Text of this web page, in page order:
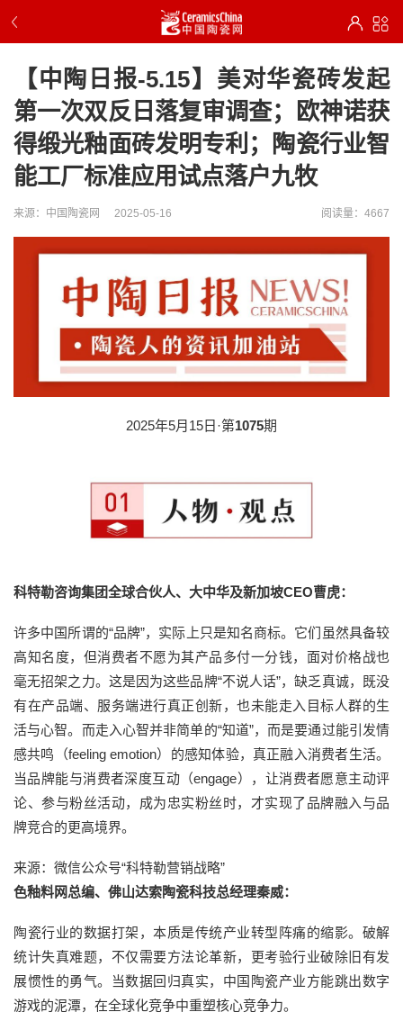
【中陶日报-5.15】美对华瓷砖发起
第一次双反日落复审调查；欧神诺获
得缎光釉面砖发明专利；陶瓷行业智
能工厂标准应用试点落户九牧
来源：中国陶瓷网 2025-05-16 阅读量：4667
2025年5月15日·第1075期
科特勒咨询集团全球合伙人、大中华及新加坡CEO曹虎：
许多中国所谓的“品牌”，实际上只是知名商标。它们虽然具备较
高知名度，但消费者不愿为其产品多付一分钱，面对价格战也
毫无招架之力。这是因为这些品牌“不说人话”，缺乏真诚，既没
有在产品端、服务端进行真正创新，也未能走入目标人群的生
活与心智。而走入心智并非简单的“知道”，而是要通过能引发情
感共鸣（feeling emotion）的感知体验，真正融入消费者生活。
当品牌能与消费者深度互动（engage），让消费者愿意主动评
论、参与粉丝活动，成为忠实粉丝时，才实现了品牌融入与品
牌竞合的更高境界。
来源：微信公众号“科特勒营销战略”
色釉料网总编、佛山达索陶瓷科技总经理秦威：
陶瓷行业的数据打架，本质是传统产业转型阵痛的缩影。破解
统计失真难题，不仅需要方法论革新，更考验行业破除旧有发
展惯性的勇气。当数据回归真实，中国陶瓷产业方能跳出数字
游戏的泥潭，在全球化竞争中重塑核心竞争力。